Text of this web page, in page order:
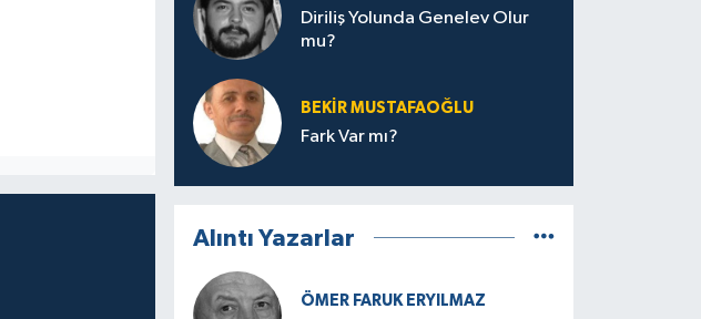
Diriliş Yolunda Genelev Olur
mu?
BEKIR MUSTAFAOĞLU
Fark Var mı?
Alıntı Yazarlar
ÖMER FARUK ERYILMAZ